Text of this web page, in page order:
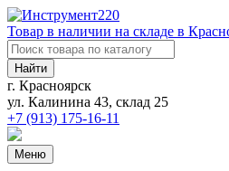
Товар в наличии на складе в
Найти
г. Красноярск
ул. Калинина 43, склад 25
+7 (913) 175-16-11
Меню